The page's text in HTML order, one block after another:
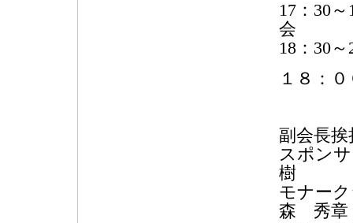
17：30
会
18：30
１８：
副会長挨
スポン
樹
モナー
森 秀章